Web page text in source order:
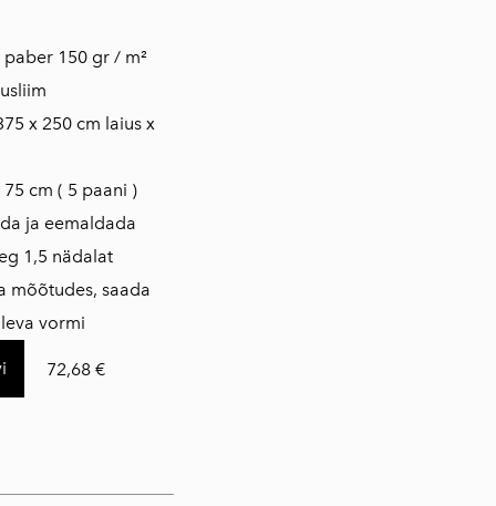
150 gr / m²
x 250 cm laius x
cm ( 5 paani )
ja eemaldada
1,5 nädalat
mõõtudes, saada
vormi
72,68 €